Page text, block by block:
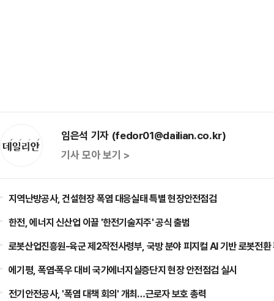
임은석 기자 (fedor01@dailian.co.kr)
기사 모아 보기 >
지역난방공사, 건설현장 폭염 대응실태 특별 현장안전점검
한전, 에너지 신산업 이끌 '한전기술지주' 공식 출범
로봇산업진흥원-육군 제2작전사령부, 국방 분야 피지컬 AI 기반 로봇전환
에기평, 폭염·폭우 대비 국가에너지실증단지 현장 안전점검 실시
전기안전공사, '폭염 대책 회의' 개최…근로자 보호 총력